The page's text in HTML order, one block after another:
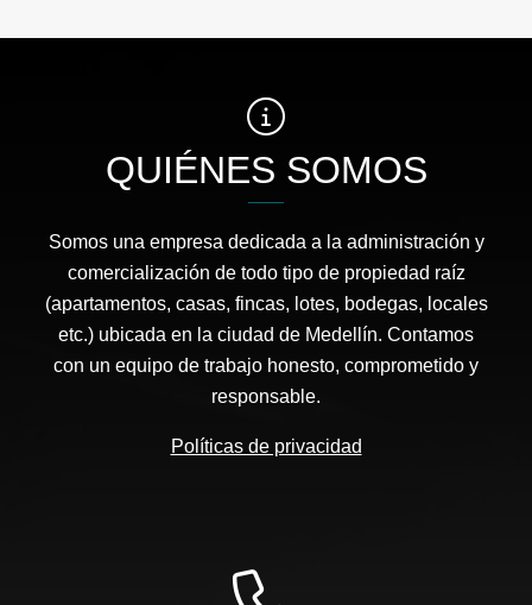
QUIÉNES SOMOS
Somos una empresa dedicada a la administración y
comercialización de todo tipo de propiedad raíz
(apartamentos, casas, fincas, lotes, bodegas, locales
etc.) ubicada en la ciudad de Medellín. Contamos
con un equipo de trabajo honesto, comprometido y
responsable.
Políticas de privacidad